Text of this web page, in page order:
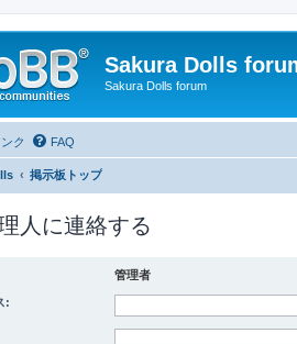
Sakura Dolls
Sakura Dolls forum
ク FAQ
掲示板トップ
人に連絡する
管理者
: